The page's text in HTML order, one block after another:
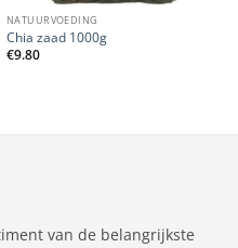
NATUURVOEDING
Chia zaad 1000g
€9.80
van de belangrijkste